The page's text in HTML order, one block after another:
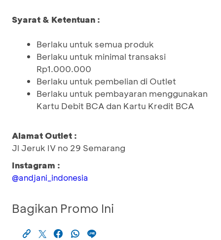
Syarat & Ketentuan :
Berlaku untuk semua produk
Berlaku untuk minimal transaksi
Rp1.000.000
Berlaku untuk pembelian di Outlet
Berlaku untuk pembayaran menggunakan
Kartu Debit BCA dan Kartu Kredit BCA
Alamat Outlet :
Jl Jeruk IV no 29 Semarang
Instagram :
@andjani_indonesia
Bagikan Promo Ini